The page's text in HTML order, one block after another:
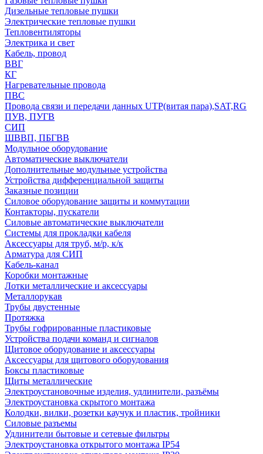
Дизельные тепловые пушки
Электрические тепловые пушки
Тепловентиляторы
Электрика и свет
Кабель, провод
ВВГ
КГ
Нагревательные провода
ПВС
Провода связи и передачи данных UTP(витая пара),SAT,RG
ПУВ, ПУГВ
СИП
ШВВП, ПБГВВ
Модульное оборудование
Автоматические выключатели
Дополнительные модульные устройства
Устройства дифференциальной защиты
Заказные позиции
Силовое оборудование защиты и коммутации
Контакторы, пускатели
Силовые автоматические выключатели
Системы для прокладки кабеля
Аксессуары для труб, м/р, к/к
Арматура для СИП
Кабель-канал
Коробки монтажные
Лотки металлические и аксессуары
Металлорукав
Трубы двустенные
Протяжка
Трубы гофрированные пластиковые
Устройства подачи команд и сигналов
Щитовое оборудование и аксессуары
Аксессуары для щитового оборудования
Боксы пластиковые
Щиты металлические
Электроустановочные изделия, удлинители, разъёмы
Электроустановка скрытого монтажа
Колодки, вилки, розетки каучук и пластик, тройники
Силовые разъемы
Удлинители бытовые и сетевые фильтры
Электроустановка открытого монтажа IP54